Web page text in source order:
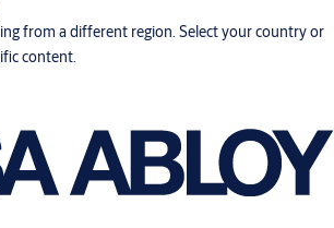
from a different region. Select your country or
content.